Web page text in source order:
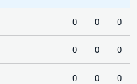
0 0 0
0 0 0
0 0 0